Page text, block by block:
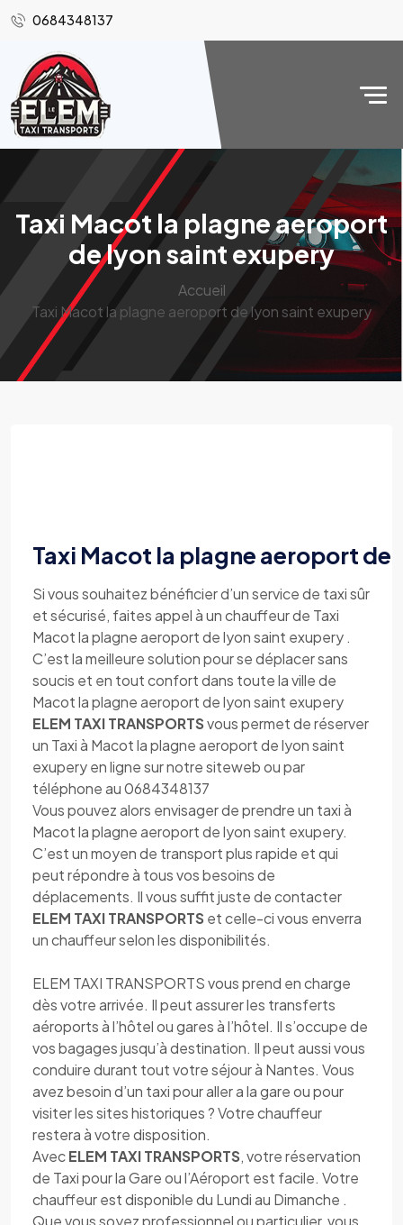
0684348137
Taxi Macot la plagne aeroport
de lyon saint exupery
Accueil
Taxi Macot la plagne aeroport de lyon saint exupery
Taxi Macot la plagne aeroport de
Si vous souhaitez bénéficier d’un service de taxi sûr
et sécurisé, faites appel à un chauffeur de Taxi
Macot la plagne aeroport de lyon saint exupery .
C’est la meilleure solution pour se déplacer sans
soucis et en tout confort dans toute la ville de
Macot la plagne aeroport de lyon saint exupery
ELEM TAXI TRANSPORTSvous permet de réserver
un Taxi à Macot la plagne aeroport de lyon saint
exupery en ligne sur notre siteweb ou par
téléphone au 0684348137
Vous pouvez alors envisager de prendre un taxi à
Macot la plagne aeroport de lyon saint exupery.
C’est un moyen de transport plus rapide et qui
peut répondre à tous vos besoins de
déplacements. Il vous suffit juste de contacter
ELEM TAXI TRANSPORTS et celle-ci vous enverra
un chauffeur selon les disponibilités.
ELEM TAXI TRANSPORTS vous prend en charge
dès votre arrivée. Il peut assurer les transferts
aéroports à l’hôtel ou gares à l’hôtel. Il s’occupe de
vos bagages jusqu’à destination. Il peut aussi vous
conduire durant tout votre séjour à Nantes. Vous
avez besoin d’un taxi pour aller a la gare ou pour
visiter les sites historiques ? Votre chauffeur
restera à votre disposition.
AvecELEM TAXI TRANSPORTS, votre réservation
de Taxi pour la Gare ou l’Aéroport est facile. Votre
chauffeur est disponible du Lundi au Dimanche .
Que vous soyez professionnel ou particulier, vous